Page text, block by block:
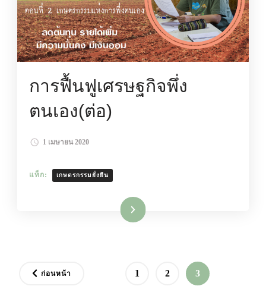
การฟื้นฟูเศรษฐกิจพึ่ง
ตนเอง(ต่อ)
1 เมษายน 2020
แท็ก: เกษตรกรรมยั่งยืน
อ่านเพิ่มเติม
Posts
ก่อนหน้า หน้า
1 หน้า
2 หน้า
3